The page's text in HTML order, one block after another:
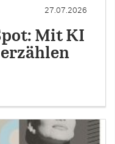
27.07.2026
Mit KI